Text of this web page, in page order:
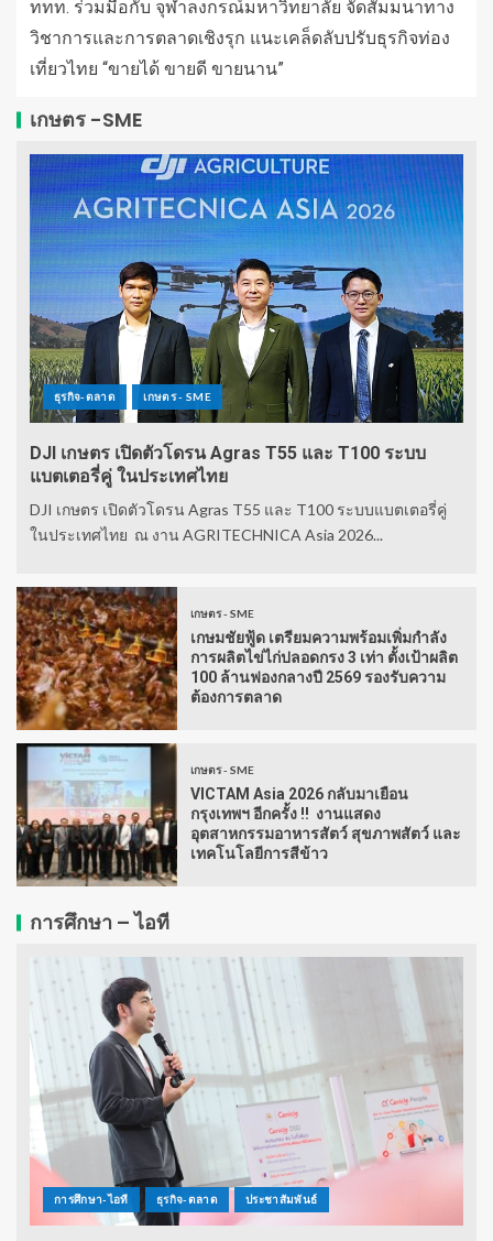
ททท. ร่วมมือกับ จุฬาลงกรณ์มหาวิทยาลัย จัดสัมมนาทาง
วิชาการและการตลาดเชิงรุก แนะเคล็ดลับปรับธุรกิจท่อง
เที่ยวไทย “ขายได้ ขายดี ขายนาน”
เกษตร -SME
ธุรกิจ-ตลาด เกษตร - SME
DJI เกษตร เปิดตัวโดรน Agras T55 และ T100 ระบบ
แบตเตอรี่คู่ ในประเทศไทย
DJI เกษตร เปิดตัวโดรน Agras T55 และ T100 ระบบแบตเตอรี่คู่
ในประเทศไทย ณ งาน AGRITECHNICA Asia 2026...
เกษตร - SME
เกษมชัยฟู้ด เตรียมความพร้อมเพิ่มกำลัง
การผลิตไข่ไก่ปลอดกรง 3 เท่า ตั้งเป้าผลิต
100 ล้านฟองกลางปี 2569 รองรับความ
ต้องการตลาด
เกษตร - SME
VICTAM Asia 2026 กลับมาเยือน
กรุงเทพฯ อีกครั้ง !! งานแสดง
อุตสาหกรรมอาหารสัตว์ สุขภาพสัตว์ และ
เทคโนโลยีการสีข้าว
การศึกษา – ไอที
การศึกษา-ไอที ธุรกิจ-ตลาด ประชาสัมพันธ์